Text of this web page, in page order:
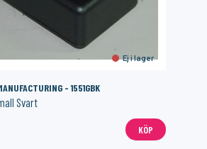
Ej i lager
- 1551GBK
Svart
KÖP